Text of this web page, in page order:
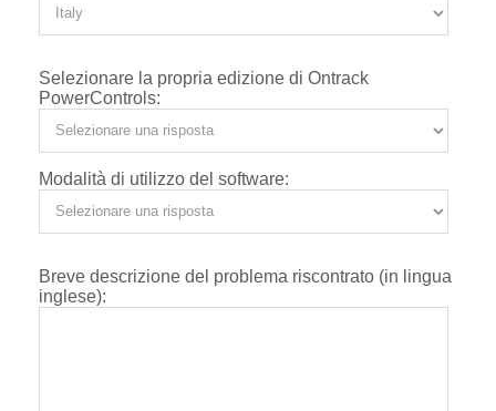
Selezionare la propria edizione di Ontrack
PowerControls:
Modalità di utilizzo del software:
Breve descrizione del problema riscontrato (in lingua
inglese):